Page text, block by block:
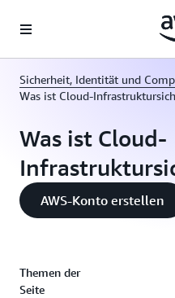
Überspringen zum Hauptinhalt
Sicherheit, Identität und
Was ist Cloud-
Was ist Cloud-
AWS-Konto erstellen
Themen der
Seite